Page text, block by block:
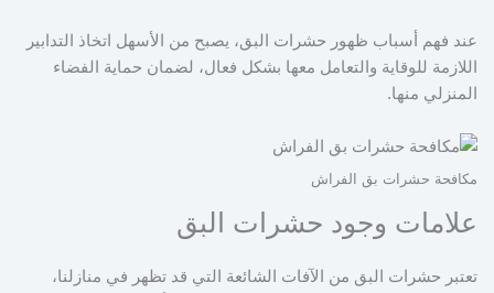
عند فهم أسباب ظهور حشرات البق، يصبح من الأسهل اتخاذ التدابير
اللازمة للوقاية والتعامل معها بشكل فعال، لضمان حماية الفضاء
المنزلي منها.
مكافحة حشرات بق الفراش
علامات وجود حشرات البق
تعتبر حشرات البق من الآفات الشائعة التي قد تظهر في منازلنا،